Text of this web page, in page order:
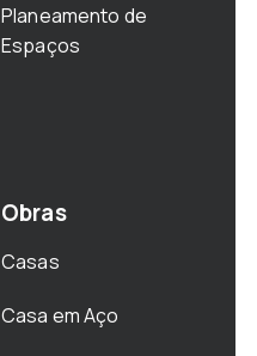
Planeamento de
Espaços
Obras
Casas
Casa em Aço